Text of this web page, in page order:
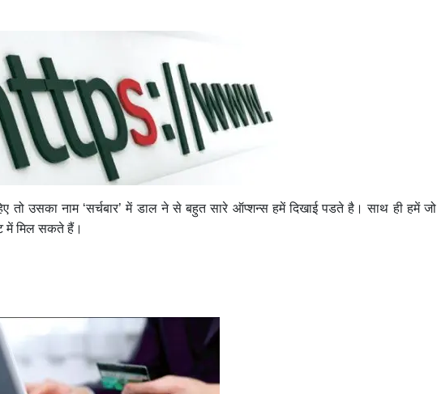
तो उसका नाम ‘सर्चबार’ में डाल ने से बहुत सारे ऑप्शन्स हमें दिखाई पडते है। साथ ही हमें जो
में मिल सकते हैं।